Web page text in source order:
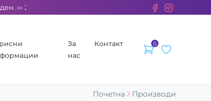
2% од секоја сметка се донираат за бездомните
За
нас
Контакт 0
Почетна Производи